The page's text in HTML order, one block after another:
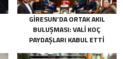
GIRESUN’DA ORTAK AKIL
BULUŞMASI: VALI KOÇ
PAYDAŞLARI KABUL ETTI